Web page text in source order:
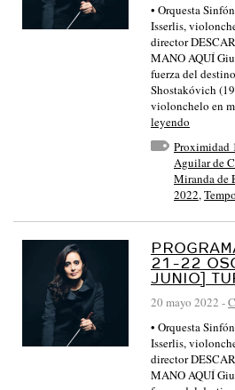
• Orquesta
Isserlis,
director
MANO AQUÍ
fuerza del
Shostakóvich
violonchelo en
leyendo
Proximidad
Aguilar de
Miranda de
2022,
21-22
JUNIO]
20 mayo 2022 -
• Orquesta
Isserlis,
director
MANO AQUÍ